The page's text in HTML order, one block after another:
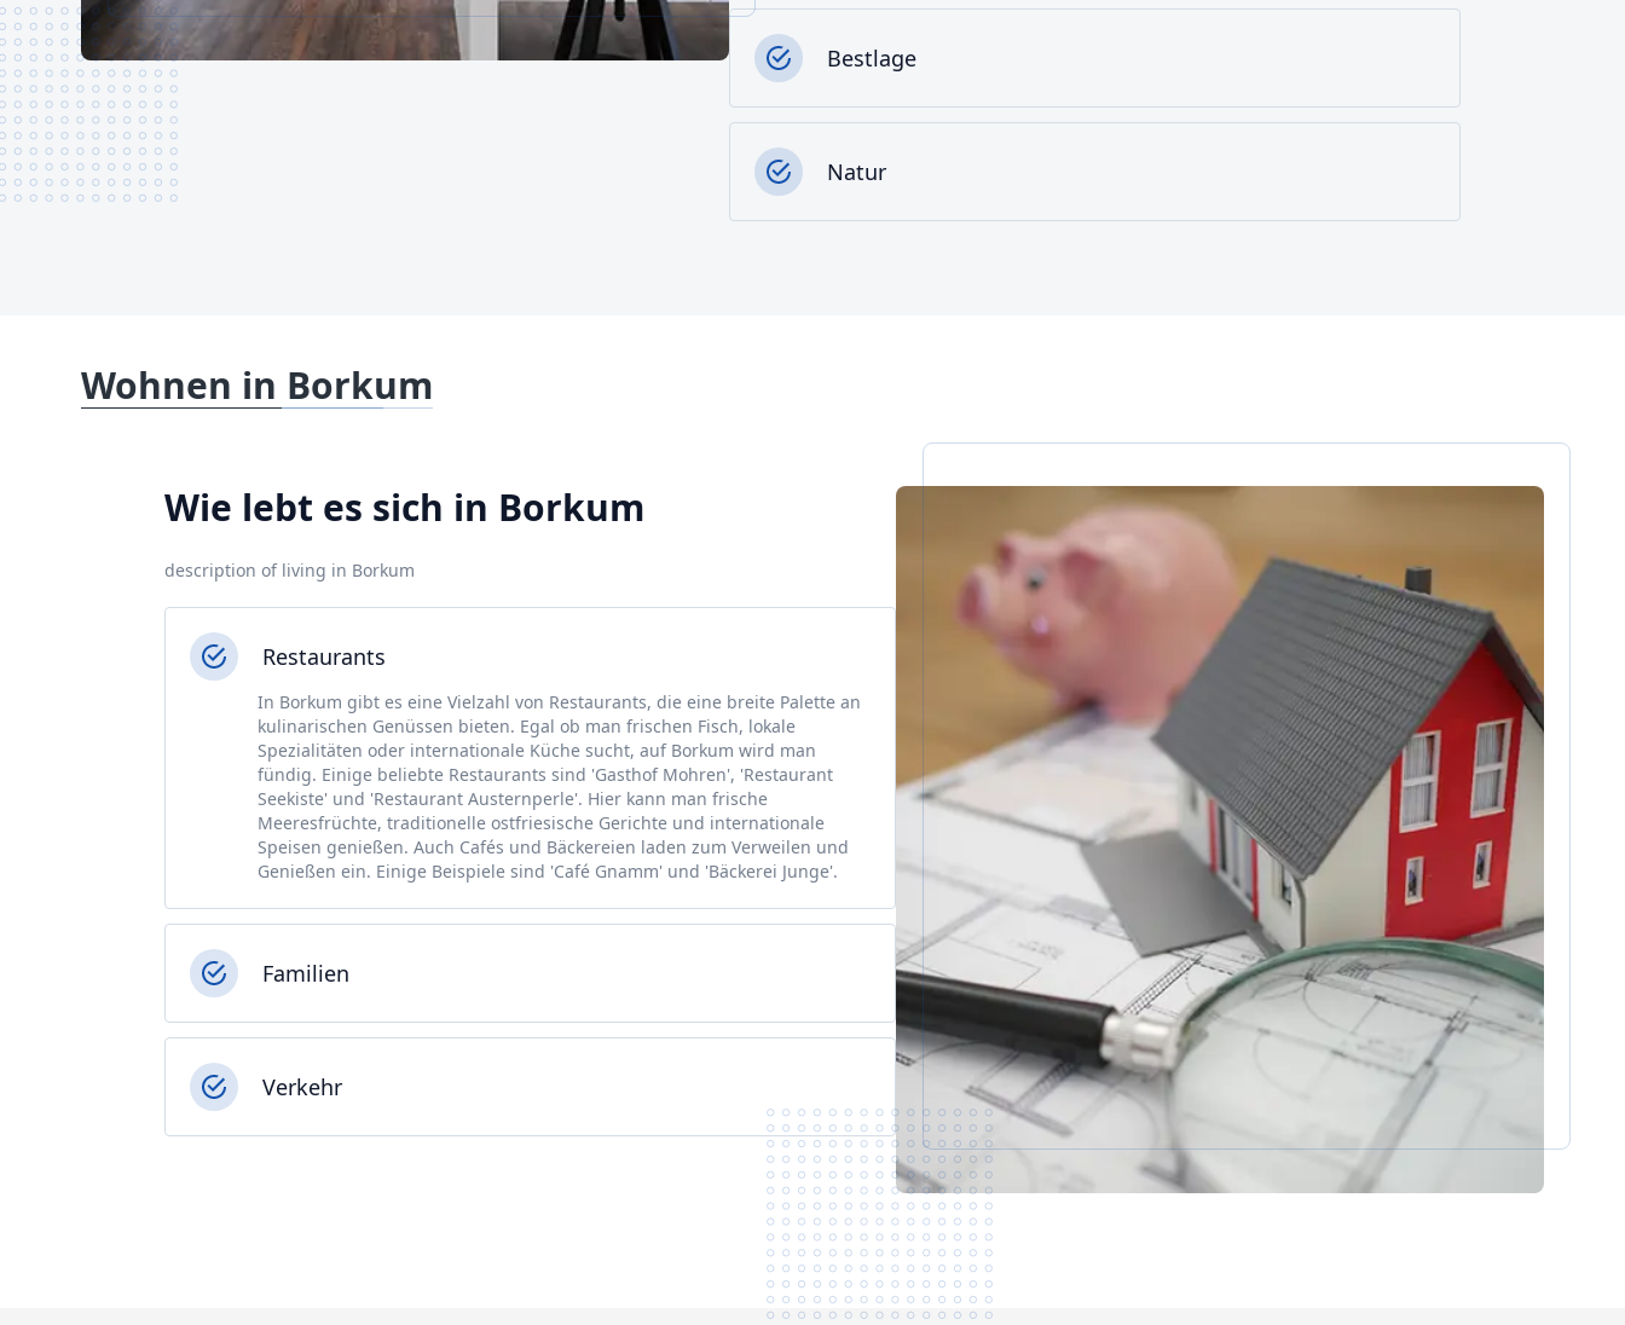
Bestlage
Natur
Wohnen in Borkum
Wie lebt es sich in Borkum
description of living in Borkum
Restaurants
In Borkum gibt es eine Vielzahl von Restaurants, die eine breite Palette an
kulinarischen Genüssen bieten. Egal ob man frischen Fisch, lokale
Spezialitäten oder internationale Küche sucht, auf Borkum wird man
fündig. Einige beliebte Restaurants sind 'Gasthof Mohren', 'Restaurant
Seekiste' und 'Restaurant Austernperle'. Hier kann man frische
Meeresfrüchte, traditionelle ostfriesische Gerichte und internationale
Speisen genießen. Auch Cafés und Bäckereien laden zum Verweilen und
Genießen ein. Einige Beispiele sind 'Café Gnamm' und 'Bäckerei Junge'.
Familien
Verkehr